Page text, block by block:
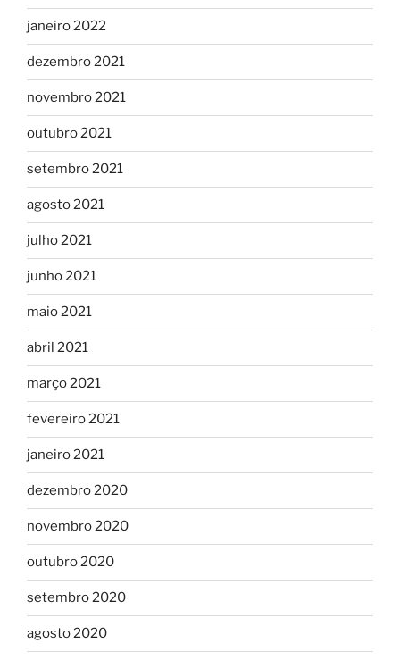
janeiro 2022
dezembro 2021
novembro 2021
outubro 2021
setembro 2021
agosto 2021
julho 2021
junho 2021
maio 2021
abril 2021
março 2021
fevereiro 2021
janeiro 2021
dezembro 2020
novembro 2020
outubro 2020
setembro 2020
agosto 2020